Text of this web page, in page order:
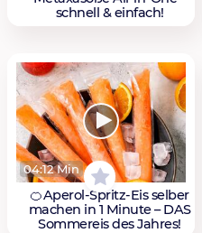
schnell & einfach!
04:12 Min
🍊Aperol-Spritz-Eis selber
machen in 1 Minute – DAS
Sommereis des Jahres!